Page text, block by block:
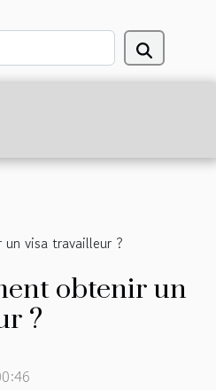
visa travailleur ?
obtenir un
?